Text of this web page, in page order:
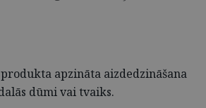
apzināta aizdedzināšana
dūmi vai tvaiks.